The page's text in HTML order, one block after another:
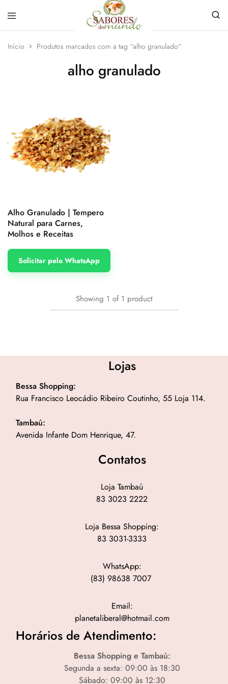
do
Mundo
loja
de
Especiarias
Início Produtos marcados com a tag “alho granulado”
alho granulado
Alho Granulado | Tempero
Natural para Carnes,
Molhos e Receitas
Solicitar pelo WhatsApp
Showing 1 of 1 product
Lojas
Bessa Shopping:
Rua Francisco Leocádio Ribeiro Coutinho, 55 Loja 114.
Tambaú:
Avenida Infante Dom Henrique, 47.
Contatos
Loja Tambaú
83 3023 2222
Loja Bessa Shopping:
83 3031-3333
WhatsApp:
(83) 98638 7007
Email:
planetaliberal@hotmail.com
Horários de Atendimento:
Bessa Shopping e Tambaú:
Segunda a sexta: 09:00 às 18:30
Sábado: 09:00 às 12:30